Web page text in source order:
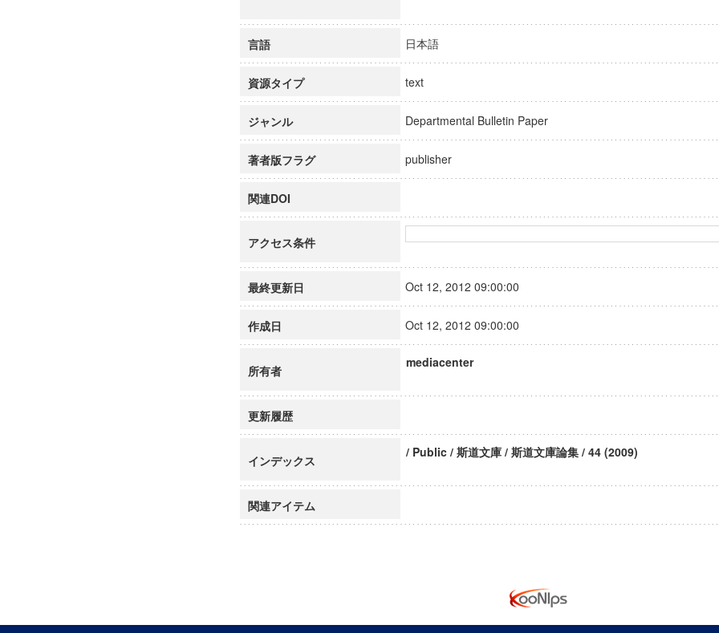
言語 日本語
資源タイプ text
ジャンル Departmental Bulletin Paper
著者版フラグ publisher
関連DOI
アクセス条件
最終更新日 Oct 12, 2012 09:00:00
作成日 Oct 12, 2012 09:00:00
所有者
mediacenter
更新履歴
インデックス
/ Public / 斯道文庫 / 斯道文庫論集 / 44 (2009)
関連アイテム